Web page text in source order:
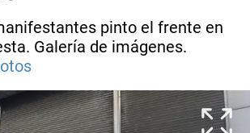
pinto el frente en
Galería de imágenes.